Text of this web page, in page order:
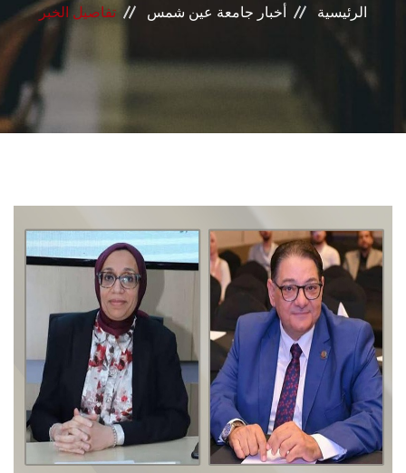
الأنظمة الذكية
الإعلام
تواصل معنا
هيئة التدريس
الدراسات العليا
الخريجين
الموظفون
الزائـرون
الرئيسية أخبار جامعة عين شمس تفاصيل الخبر